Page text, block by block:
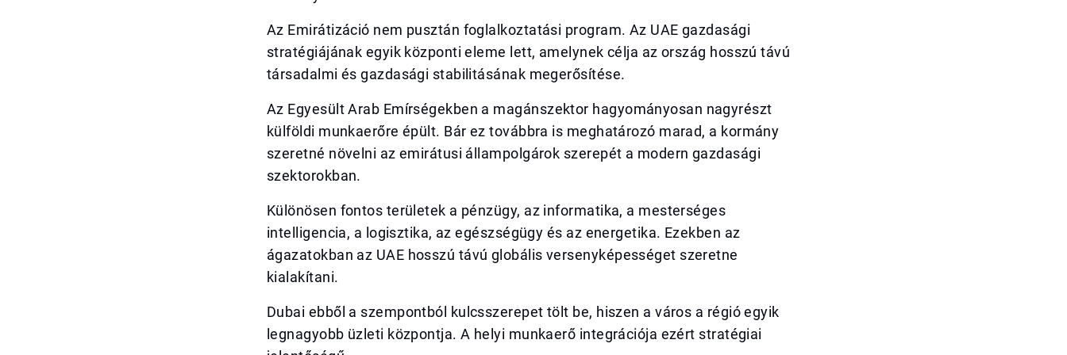
Az Emirátizáció nem pusztán foglalkoztatási program. Az UAE gazdasági
stratégiájának egyik központi eleme lett, amelynek célja az ország hosszú távú
társadalmi és gazdasági stabilitásának megerősítése.
Az Egyesült Arab Emírségekben a magánszektor hagyományosan nagyrészt
külföldi munkaerőre épült. Bár ez továbbra is meghatározó marad, a kormány
szeretné növelni az emirátusi állampolgárok szerepét a modern gazdasági
szektorokban.
Különösen fontos területek a pénzügy, az informatika, a mesterséges
intelligencia, a logisztika, az egészségügy és az energetika. Ezekben az
ágazatokban az UAE hosszú távú globális versenyképességet szeretne
kialakítani.
Dubai ebből a szempontból kulcsszerepet tölt be, hiszen a város a régió egyik
legnagyobb üzleti központja. A helyi munkaerő integrációja ezért stratégiai